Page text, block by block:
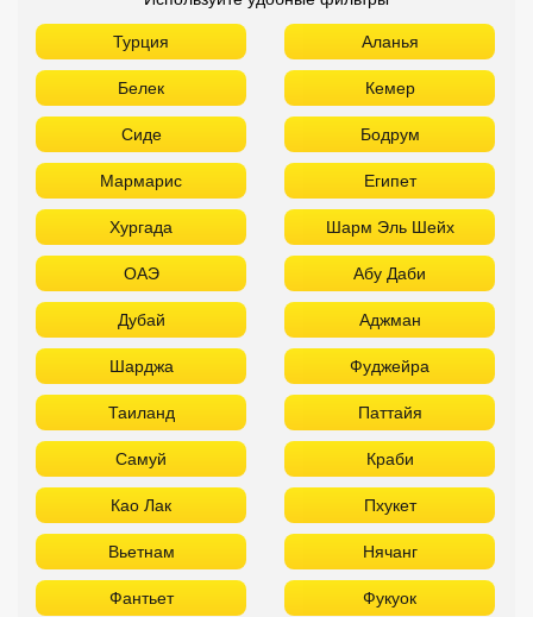
Турция Аланья
Белек Кемер
Сиде Бодрум
Мармарис Египет
Хургада Шарм Эль Шейх
ОАЭ Абу Даби
Дубай Аджман
Шарджа Фуджейра
Таиланд Паттайя
Самуй Краби
Као Лак Пхукет
Вьетнам Нячанг
Фантьет Фукуок